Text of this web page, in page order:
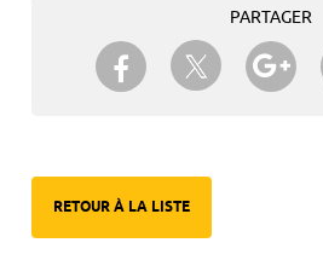
PARTAGER
Partager surPartager
RETOUR À LA LISTE